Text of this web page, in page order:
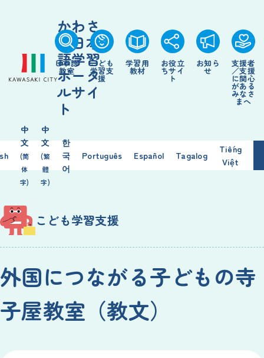
かわさ
き日本
語学習
ポータ
ルサイ
ト
日本語
教室
こども
学習支
援
学習用
教材
お役立
ちサイ
ト
お知ら
せ
支援者
／支援
に関心
がある
みなさ
まへ
中
文
(简
体
字)
中
文
(繁
體
字)
한
국
어
Português Español Tagalog
Tiếng
Việt
こども学習支援
外国につながる子どもの寺
子屋教室（教文）